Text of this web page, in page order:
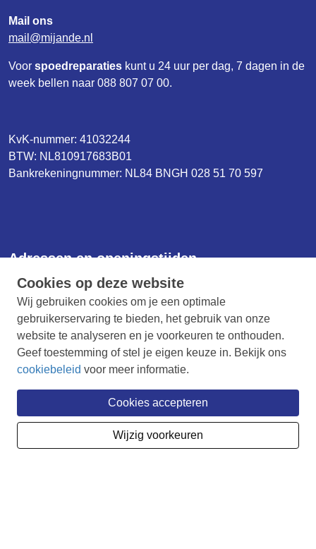
Mail ons
mail
mijande nl
Voor spoedreparaties kunt u 24 uur per dag, 7 dagen in de
week bellen naar 088 807 07 00.
KvK-nummer: 41032244
BTW: NL810917683B01
Bankrekeningnummer: NL84 BNGH 028 51 70 597
Adressen en openingstijden
Kantoor Denekamp
Ootmarsumsestraat 4a
7591 EP Denekamp
Geopend op maandag-, dinsdag- en donderdagochtend van
8.30 - 12.00 uur.
Kantoor Vriezenveen
Oosteinde 193
7671 AW Vriezenveen
Cookies op deze website
Wij gebruiken cookies om je een optimale
gebruikerservaring te bieden, het gebruik van onze
website te analyseren en je voorkeuren te onthouden.
Geef toestemming of stel je eigen keuze in. Bekijk ons
cookiebeleid voor meer informatie.
Wijzig voorkeuren
Cookies accepteren